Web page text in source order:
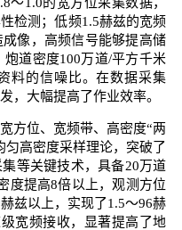
检测；低频1.5赫兹的宽频
像，高频信号能够提高储
道密度100万道/平方千米
料的信噪比。在数据采集
，大幅提高了作业效率。
方位、宽频带、高密度“两
匀高密度采样理论，突破了
等关键技术，具备20万道
度提高8倍以上，观测方位
兹以上，实现了1.5～96赫
宽频接收，显著提高了地